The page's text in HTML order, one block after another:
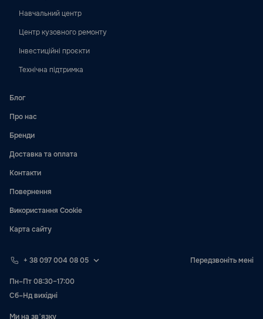
Навчальний центр
Центр кузовного ремонту
Інвестиційні проєкти
Технічна підтримка
Блог
Про нас
Бренди
Доставка та оплата
Контакти
Повернення
Використання Cookie
Карта сайту
+ 38 097 004 08 05 Передзвоніть мені
Пн–Пт 08:30–17:00
Сб–Нд вихідні
Ми на звʼязку